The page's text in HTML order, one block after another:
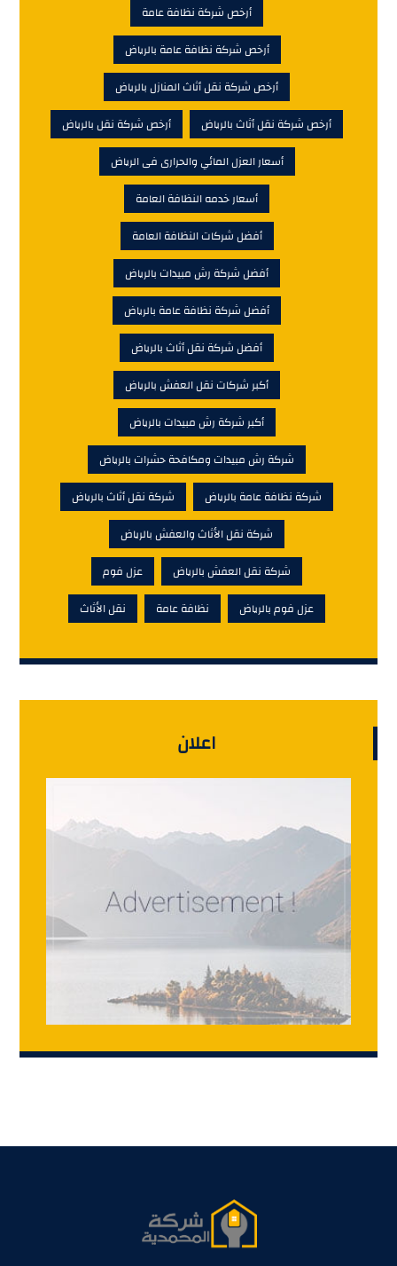
أرخص شركة نظافة عامة
أرخص شركة نظافة عامة بالرياض
أرخص شركة نقل أثاث المنازل بالرياض
أرخص شركة نقل أثاث بالرياض
أرخص شركة نقل بالرياض
أسعار العزل المائي والحرارى فى الرياض
أسعار خدمه النظافة العامة
أفضل شركات النظافة العامة
أفضل شركة رش مبيدات بالرياض
أفضل شركة نظافة عامة بالرياض
أفضل شركة نقل أثاث بالرياض
أكبر شركات نقل العفش بالرياض
أكبر شركة رش مبيدات بالرياض
شركة رش مبيدات ومكافحة حشرات بالرياض
شركة نظافة عامة بالرياض
شركة نقل أثاث بالرياض
شركة نقل الأثاث والعفش بالرياض
شركة نقل العفش بالرياض
عزل فوم
عزل فوم بالرياض
نظافة عامة نقل الأثاث
اعلان